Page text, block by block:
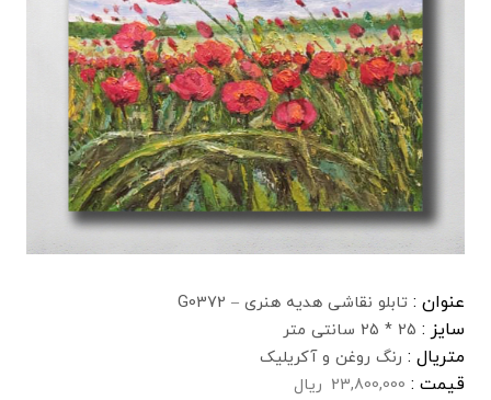
عنوان : تابلو نقاشی هدیه هنری – G0372
سایز : 25 * 25 سانتی متر
متریال : رنگ روغن و آکریلیک
قیمت : 23,800,000 ریال